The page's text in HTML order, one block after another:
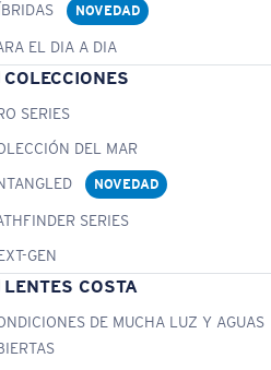
NOVEDAD
EL DIA A DIA
COLECCIONES
SERIES
DEL MAR
NOVEDAD
SERIES
GEN
LENTES COSTA
DE MUCHA LUZ Y AGUAS